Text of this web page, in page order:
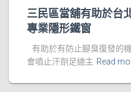
三民區當舖有助於台
專業隱形鐵窗
有助於有防止腳臭復發的
會噴止汗劑足總主 Read